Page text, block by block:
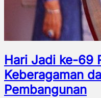
Hari Jadi ke-69
Keberagaman
Pembangunan